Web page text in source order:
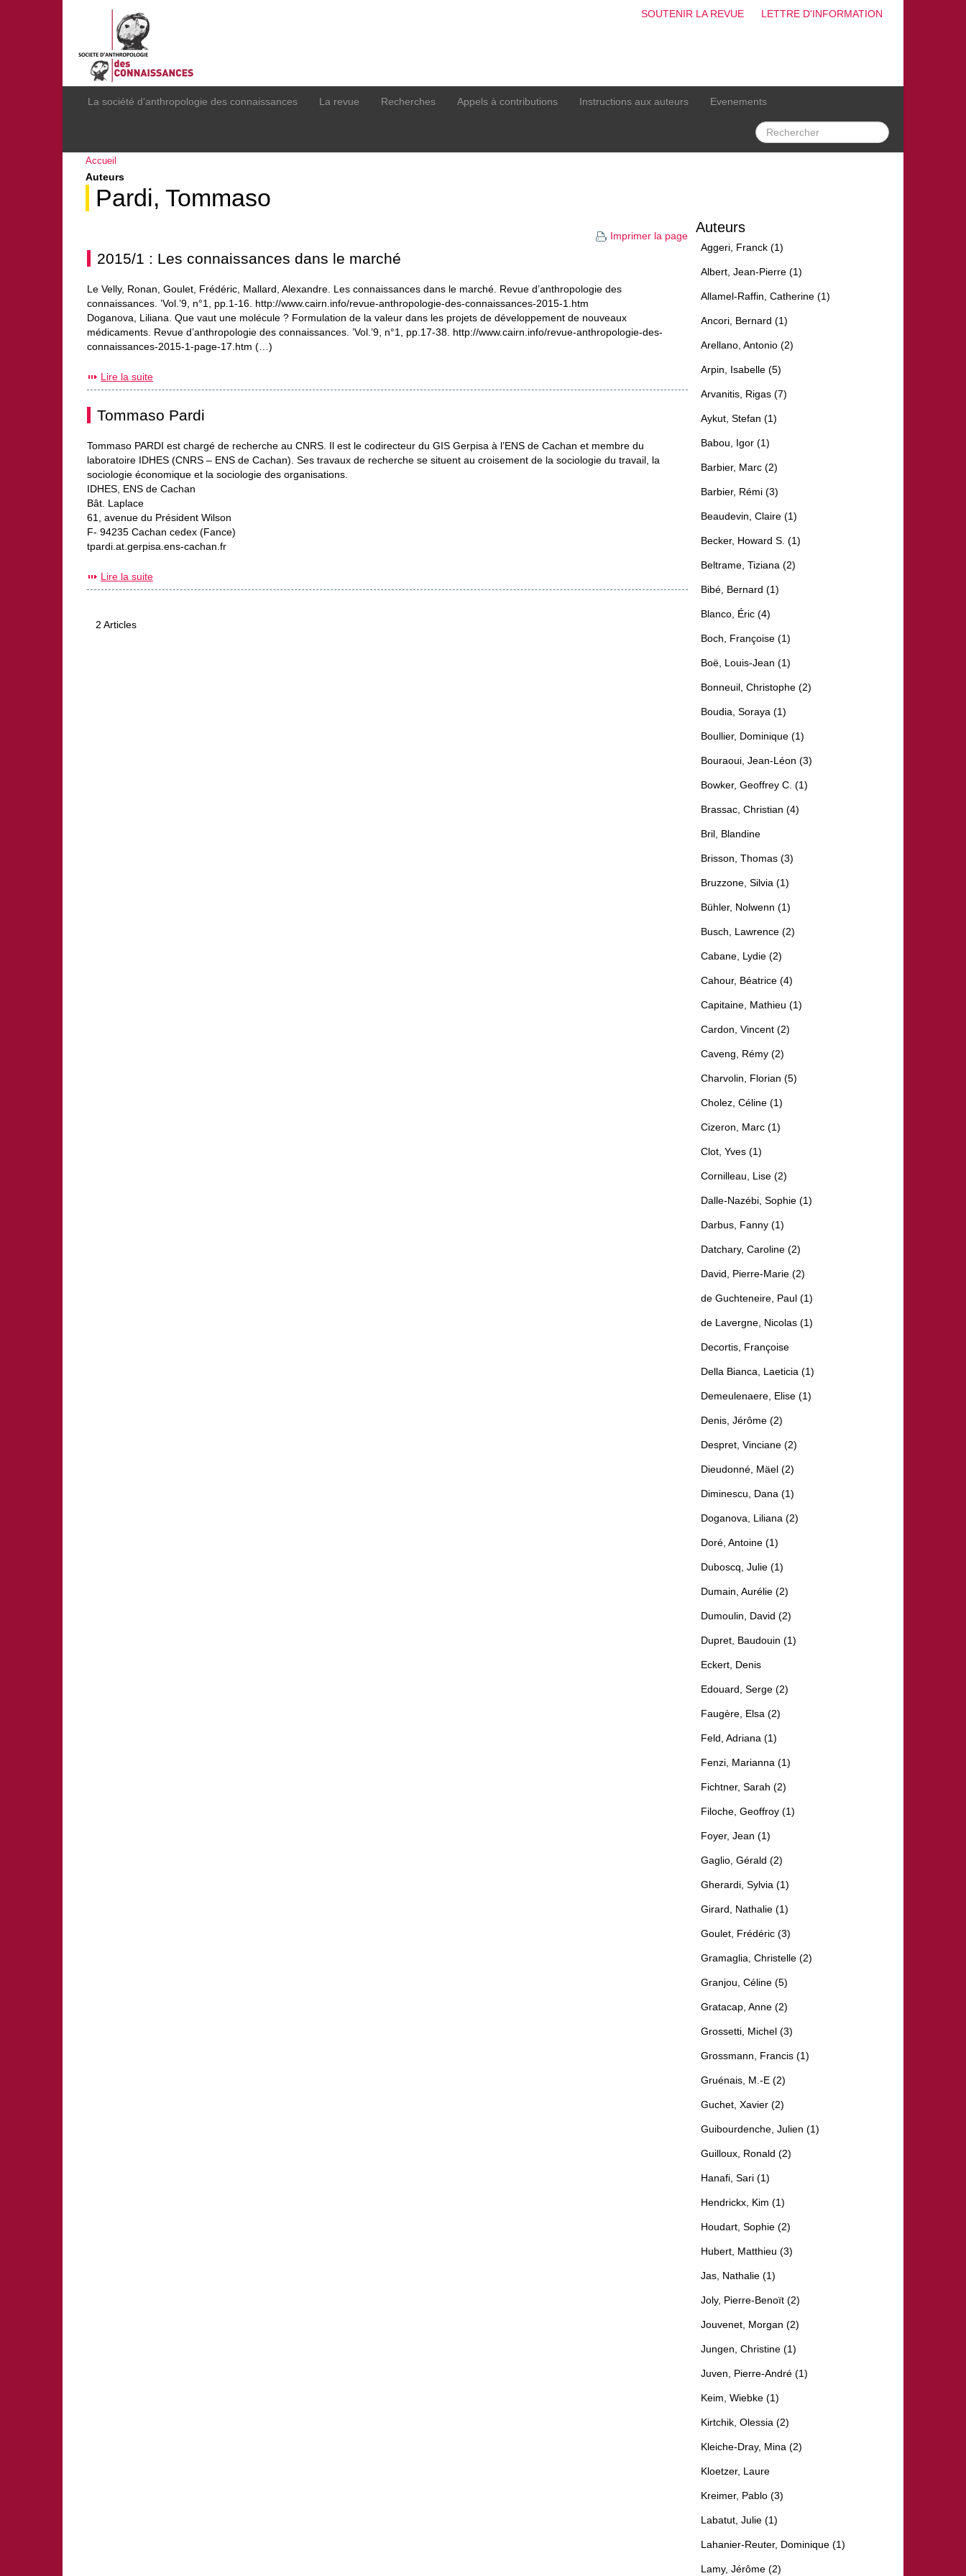
SOUTENIR LA REVUE LETTRE D'INFORMATION
La société d’anthropologie des connaissances La revue Recherches Appels à contributions Instructions aux auteurs Evenements
Accueil
Auteurs
Pardi, Tommaso
Imprimer la page
2015/1 : Les connaissances dans le marché
Le Velly, Ronan, Goulet, Frédéric, Mallard, Alexandre. Les connaissances dans le marché. Revue d’anthropologie des
connaissances. ’Vol.’9, n°1, pp.1-16. http://www.cairn.info/revue-anthropologie-des-connaissances-2015-1.htm
Doganova, Liliana. Que vaut une molécule ? Formulation de la valeur dans les projets de développement de nouveaux
médicaments. Revue d’anthropologie des connaissances. ’Vol.’9, n°1, pp.17-38. http://www.cairn.info/revue-anthropologie-des-
connaissances-2015-1-page-17.htm (…)
Lire la suite
Tommaso Pardi
Tommaso PARDI est chargé de recherche au CNRS. Il est le codirecteur du GIS Gerpisa à l’ENS de Cachan et membre du
laboratoire IDHES (CNRS – ENS de Cachan). Ses travaux de recherche se situent au croisement de la sociologie du travail, la
sociologie économique et la sociologie des organisations.
IDHES, ENS de Cachan
Bât. Laplace
61, avenue du Président Wilson
F- 94235 Cachan cedex (Fance)
tpardi.at.gerpisa.ens-cachan.fr
Lire la suite
2 Articles
Auteurs
Aggeri, Franck (1)
Albert, Jean-Pierre (1)
Allamel-Raffin, Catherine (1)
Ancori, Bernard (1)
Arellano, Antonio (2)
Arpin, Isabelle (5)
Arvanitis, Rigas (7)
Aykut, Stefan (1)
Babou, Igor (1)
Barbier, Marc (2)
Barbier, Rémi (3)
Beaudevin, Claire (1)
Becker, Howard S. (1)
Beltrame, Tiziana (2)
Bibé, Bernard (1)
Blanco, Éric (4)
Boch, Françoise (1)
Boë, Louis-Jean (1)
Bonneuil, Christophe (2)
Boudia, Soraya (1)
Boullier, Dominique (1)
Bouraoui, Jean-Léon (3)
Bowker, Geoffrey C. (1)
Brassac, Christian (4)
Bril, Blandine
Brisson, Thomas (3)
Bruzzone, Silvia (1)
Bühler, Nolwenn (1)
Busch, Lawrence (2)
Cabane, Lydie (2)
Cahour, Béatrice (4)
Capitaine, Mathieu (1)
Cardon, Vincent (2)
Caveng, Rémy (2)
Charvolin, Florian (5)
Cholez, Céline (1)
Cizeron, Marc (1)
Clot, Yves (1)
Cornilleau, Lise (2)
Dalle-Nazébi, Sophie (1)
Darbus, Fanny (1)
Datchary, Caroline (2)
David, Pierre-Marie (2)
de Guchteneire, Paul (1)
de Lavergne, Nicolas (1)
Decortis, Françoise
Della Bianca, Laeticia (1)
Demeulenaere, Elise (1)
Denis, Jérôme (2)
Despret, Vinciane (2)
Dieudonné, Mäel (2)
Diminescu, Dana (1)
Doganova, Liliana (2)
Doré, Antoine (1)
Duboscq, Julie (1)
Dumain, Aurélie (2)
Dumoulin, David (2)
Dupret, Baudouin (1)
Eckert, Denis
Edouard, Serge (2)
Faugère, Elsa (2)
Feld, Adriana (1)
Fenzi, Marianna (1)
Fichtner, Sarah (2)
Filoche, Geoffroy (1)
Foyer, Jean (1)
Gaglio, Gérald (2)
Gherardi, Sylvia (1)
Girard, Nathalie (1)
Goulet, Frédéric (3)
Gramaglia, Christelle (2)
Granjou, Céline (5)
Gratacap, Anne (2)
Grossetti, Michel (3)
Grossmann, Francis (1)
Gruénais, M.-E (2)
Guchet, Xavier (2)
Guibourdenche, Julien (1)
Guilloux, Ronald (2)
Hanafi, Sari (1)
Hendrickx, Kim (1)
Houdart, Sophie (2)
Hubert, Matthieu (3)
Jas, Nathalie (1)
Joly, Pierre-Benoït (2)
Jouvenet, Morgan (2)
Jungen, Christine (1)
Juven, Pierre-André (1)
Keim, Wiebke (1)
Kirtchik, Olessia (2)
Kleiche-Dray, Mina (2)
Kloetzer, Laure
Kreimer, Pablo (3)
Labatut, Julie (1)
Lahanier-Reuter, Dominique (1)
Lamy, Jérôme (2)